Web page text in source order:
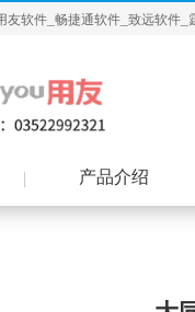
软件_畅捷通软件_致远软件_
产品介绍